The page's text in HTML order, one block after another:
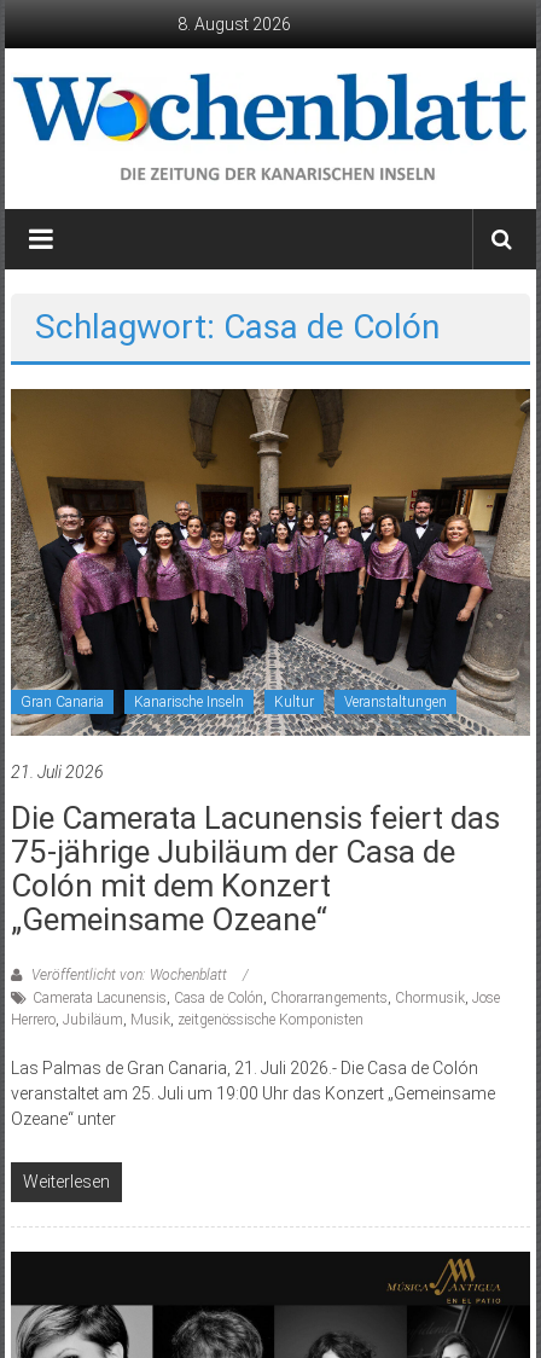
8. August 2026
Wochenblatt
die
Kanarischen
Inseln
Schlagwort: Casa de Colón
Gran Canaria Kanarische Inseln Kultur Veranstaltungen
21. Juli 2026
Die Camerata Lacunensis feiert das
75-jährige Jubiläum der Casa de
Colón mit dem Konzert
„Gemeinsame Ozeane“
Veröffentlicht von: Wochenblatt
Camerata Lacunensis, Casa de Colón, Chorarrangements, Chormusik, Jose
Herrero, Jubiläum, Musik, zeitgenössische Komponisten
Las Palmas de Gran Canaria, 21. Juli 2026.- Die Casa de Colón
veranstaltet am 25. Juli um 19:00 Uhr das Konzert „Gemeinsame
Ozeane“ unter
Weiterlesen